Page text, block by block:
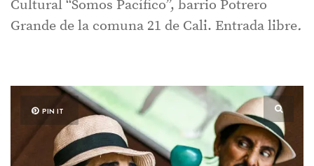
Cultural “Somos Pacífico”, barrio Potrero
Grande de la comuna 21 de Cali. Entrada libre.
PIN IT